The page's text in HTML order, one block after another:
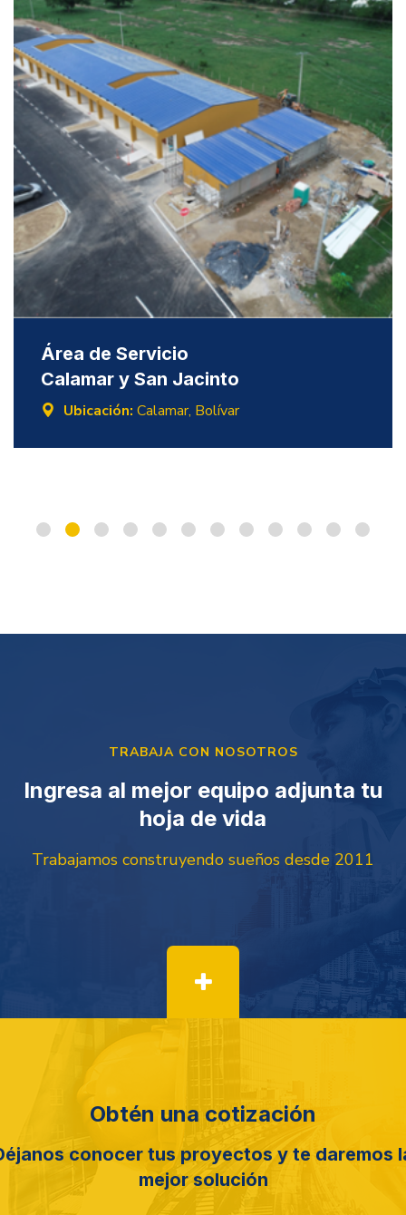
Área de Servicio
Calamar y San Jacinto
Ubicación: Calamar, Bolívar
TRABAJA CON NOSOTROS
Ingresa al mejor equipo adjunta tu
hoja de vida
Trabajamos construyendo sueños desde 2011
Obtén una cotización
conocer tus proyectos y te daremos
mejor solución